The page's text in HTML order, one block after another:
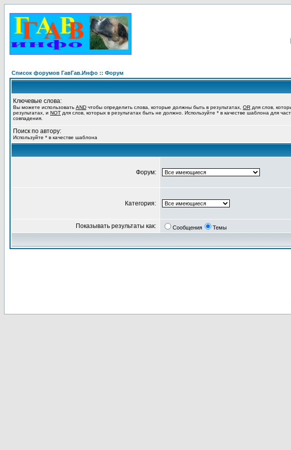
Список форумов ГавГав.Инфо :: Форум
Ключевые слова:
Вы можете использовать AND чтобы определить слова, которые должны быть в результатах, OR для слов,
результатах, и NOT для слов, которых в результатах быть не должно. Используйте * в качестве шаблона для
совпадения.
Поиск по автору:
Используйте * в качестве шаблона
Форум:
Категория:
Показывать результаты как: Сообщения Темы